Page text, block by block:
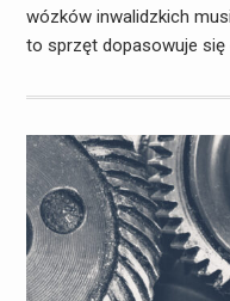
wózków inwalidzkich
to sprzęt dopasowuje się